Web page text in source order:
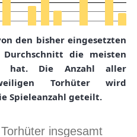
den bisher eingesetzten
Durchschnitt die meisten
hat. Die Anzahl aller
Torhüter wird
Spieleanzahl geteilt.